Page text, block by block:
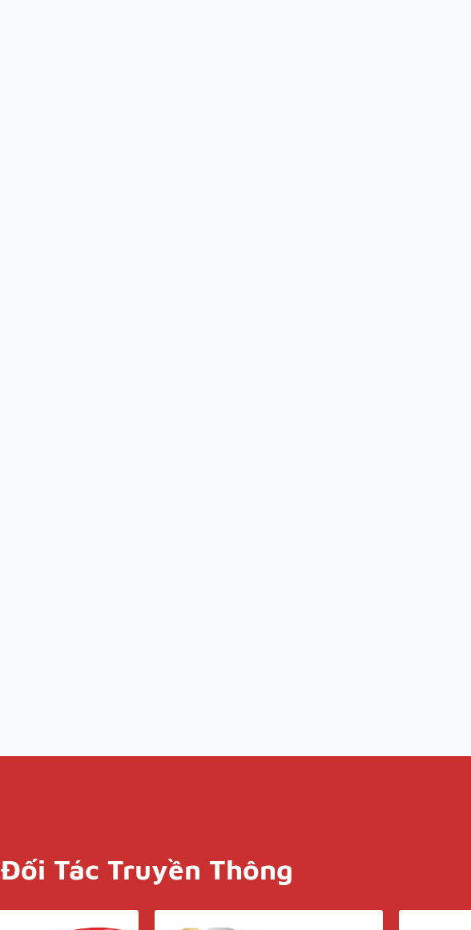
Đối Tác Truyền Thông